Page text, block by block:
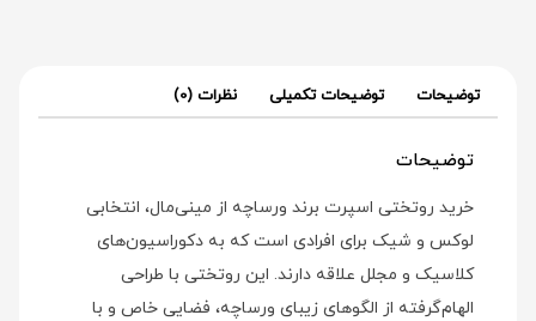
توضیحات توضیحات تکمیلی نظرات (0)
توضیحات
خرید روتختی اسپرت برند ورساچه از مینی‌مال، انتخابی
لوکس و شیک برای افرادی است که به دکوراسیون‌های
کلاسیک و مجلل علاقه دارند. این روتختی با طراحی
الهام‌گرفته از الگوهای زیبای ورساچه، فضایی خاص و با